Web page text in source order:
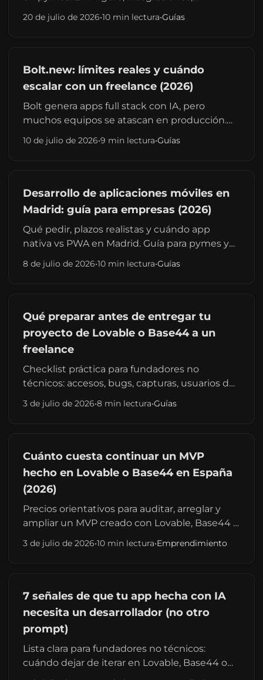
automatización. Diferencia vs web corporativa
y cuándo merece la pena.
20 de julio de 2026•10 min lectura•Guías
Bolt.new: límites reales y cuándo
escalar con un freelance (2026)
Bolt genera apps full stack con IA, pero
muchos equipos se atascan en producción.
Qué hace bien Bolt, dónde falla y cuándo
contratar desarrollador en España.
10 de julio de 2026•9 min lectura•Guías
Desarrollo de aplicaciones móviles en
Madrid: guía para empresas (2026)
Qué pedir, plazos realistas y cuándo app
nativa vs PWA en Madrid. Guía para pymes y
startups — complementa la landing de
servicio, no la sustituye.
8 de julio de 2026•10 min lectura•Guías
Qué preparar antes de entregar tu
proyecto de Lovable o Base44 a un
freelance
Checklist práctica para fundadores no
técnicos: accesos, bugs, capturas, usuarios de
prueba y objetivos de fase 2 antes de
contratar a un desarrollador.
3 de julio de 2026•8 min lectura•Guías
Cuánto cuesta continuar un MVP
hecho en Lovable o Base44 en España
(2026)
Precios orientativos para auditar, arreglar y
ampliar un MVP creado con Lovable, Base44 o
Bolt en España: auditoría, fase 2 y cuándo
compensa rehacer. Con calculadora.
3 de julio de 2026•10 min lectura•Emprendimiento
7 señales de que tu app hecha con IA
necesita un desarrollador (no otro
prompt)
Lista clara para fundadores no técnicos:
cuándo dejar de iterar en Lovable, Base44 o
Bolt y contratar a un desarrollador. Bugs,